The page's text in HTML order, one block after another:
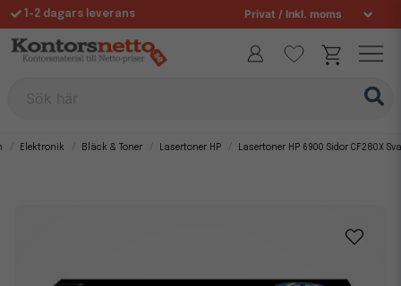
1-2 dagars leverans
Fri frakt över 995 kr
Elektronik Bläck & Toner Lasertoner HP Lasertoner HP 6900 Sidor CF280X